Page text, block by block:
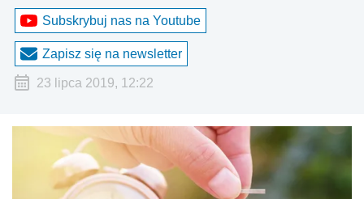
Subskrybuj nas na Youtube
Zapisz się na newsletter
23 lipca 2019, 12:22